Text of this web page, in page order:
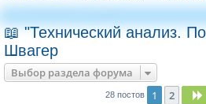
📖 "Технический анализ.
Швагер
Выбор раздела форума
28 постов 1 2